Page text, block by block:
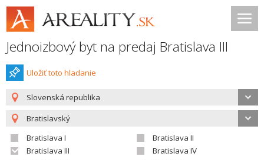
Jednoizbový byt na predaj Bratislava III
Uložiť toto hladanie
Slovenská republika
Bratislavský
Bratislava I
Bratislava II
Bratislava III
Bratislava IV